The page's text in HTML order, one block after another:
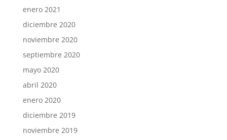
enero 2021
diciembre 2020
noviembre 2020
septiembre 2020
mayo 2020
abril 2020
enero 2020
diciembre 2019
noviembre 2019